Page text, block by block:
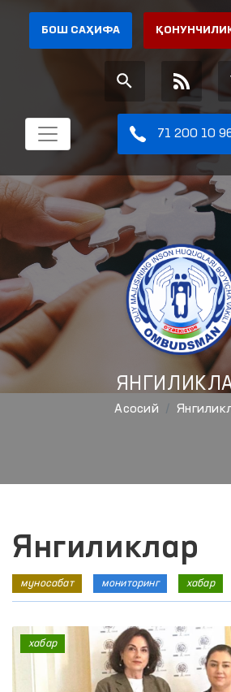
БОШ САҲИФА
71 200 10
Aсосий
Янгиликлар
муносабат мониторинг хабар
хабар